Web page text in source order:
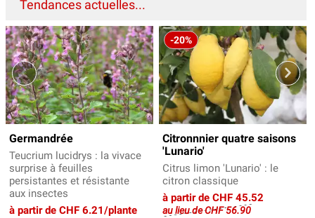
Tendances actuelles...
Germandrée
Teucrium lucidrys : la vivace
surprise à feuilles
persistantes et résistante
aux insectes
à partir de CHF 6.21/plante
-20%
Citronnnier quatre saisons
'Lunario'
Citrus limon 'Lunario' : le
citron classique
à partir de CHF 45.52
au lieu de CHF 56.90